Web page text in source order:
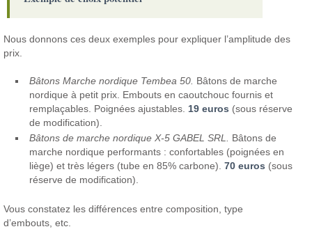
Nous donnons ces deux exemples pour expliquer l’amplitude des
prix.
Bâtons Marche nordique Tembea 50. Bâtons de marche
nordique à petit prix. Embouts en caoutchouc fournis et
remplaçables. Poignées ajustables. 19 euros (sous réserve
de modification).
Bâtons de marche nordique X-5 GABEL SRL.
Bâtons de
marche nordique performants : confortables (poignées en
liège) et très légers (tube en 85% carbone).70 euros (sous
réserve de modification).
Vous constatez les différences entre composition, type
d’embouts, etc.